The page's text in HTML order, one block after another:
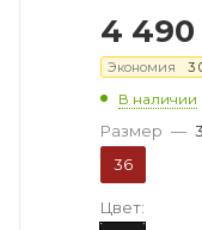
4 490
Экономия 3
В наличии
Размер —
36
Цвет: